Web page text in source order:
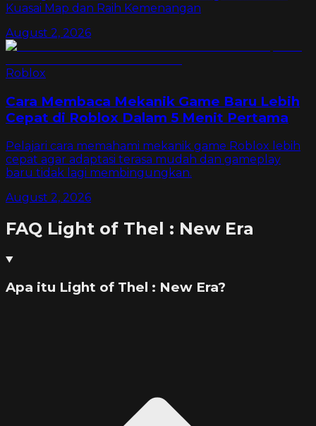
Kuasai Map dan Raih Kemenangan
August 2, 2026
Roblox
Cara Membaca Mekanik Game Baru Lebih
Cepat di Roblox Dalam 5 Menit Pertama
Pelajari cara memahami mekanik game Roblox lebih
cepat agar adaptasi terasa mudah dan gameplay
baru tidak lagi membingungkan.
August 2, 2026
FAQ Light of Thel : New Era
Apa itu Light of Thel : New Era?